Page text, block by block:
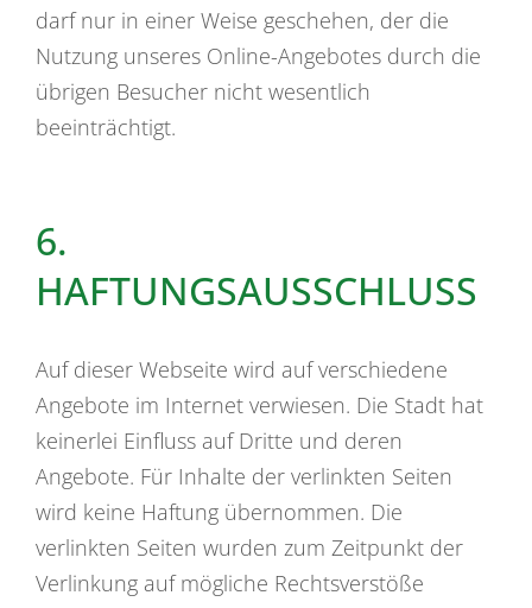
darf nur in einer Weise geschehen, der die
Nutzung unseres Online-Angebotes durch die
übrigen Besucher nicht wesentlich
beeinträchtigt.
6.
HAFTUNGSAUSSCHLUSS
Auf dieser Webseite wird auf verschiedene
Angebote im Internet verwiesen. Die Stadt hat
keinerlei Einfluss auf Dritte und deren
Angebote. Für Inhalte der verlinkten Seiten
wird keine Haftung übernommen. Die
verlinkten Seiten wurden zum Zeitpunkt der
Verlinkung auf mögliche Rechtsverstöße